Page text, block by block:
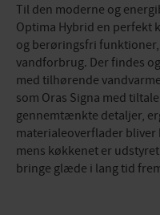
Til den moderne og
Optima Hybrid en perfekt
og berøringsfri
vandforbrug. Der findes
med tilhørende
som Oras Signa med
gennemtænkte detaljer,
materialeoverflader
mens køkkenet er
bringe glæde i lang tid